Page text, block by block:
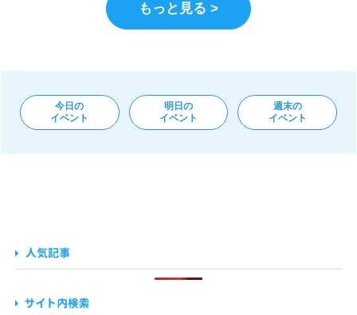
もっと見る >
今日の
イベント
明日の
イベント
週末の
イベント